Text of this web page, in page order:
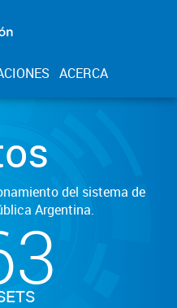
ACERCA
del sistema de
Argentina.